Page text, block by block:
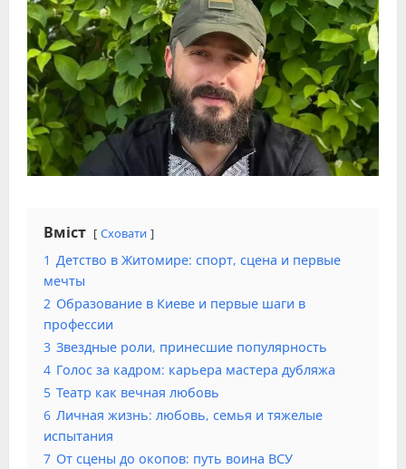
Вміст Сховати
1 Детство в Житомире: спорт, сцена и первые
мечты
2 Образование в Киеве и первые шаги в
профессии
3 Звездные роли, принесшие популярность
4 Голос за кадром: карьера мастера дубляжа
5 Театр как вечная любовь
6 Личная жизнь: любовь, семья и тяжелые
испытания
7 От сцены до окопов: путь воина ВСУ